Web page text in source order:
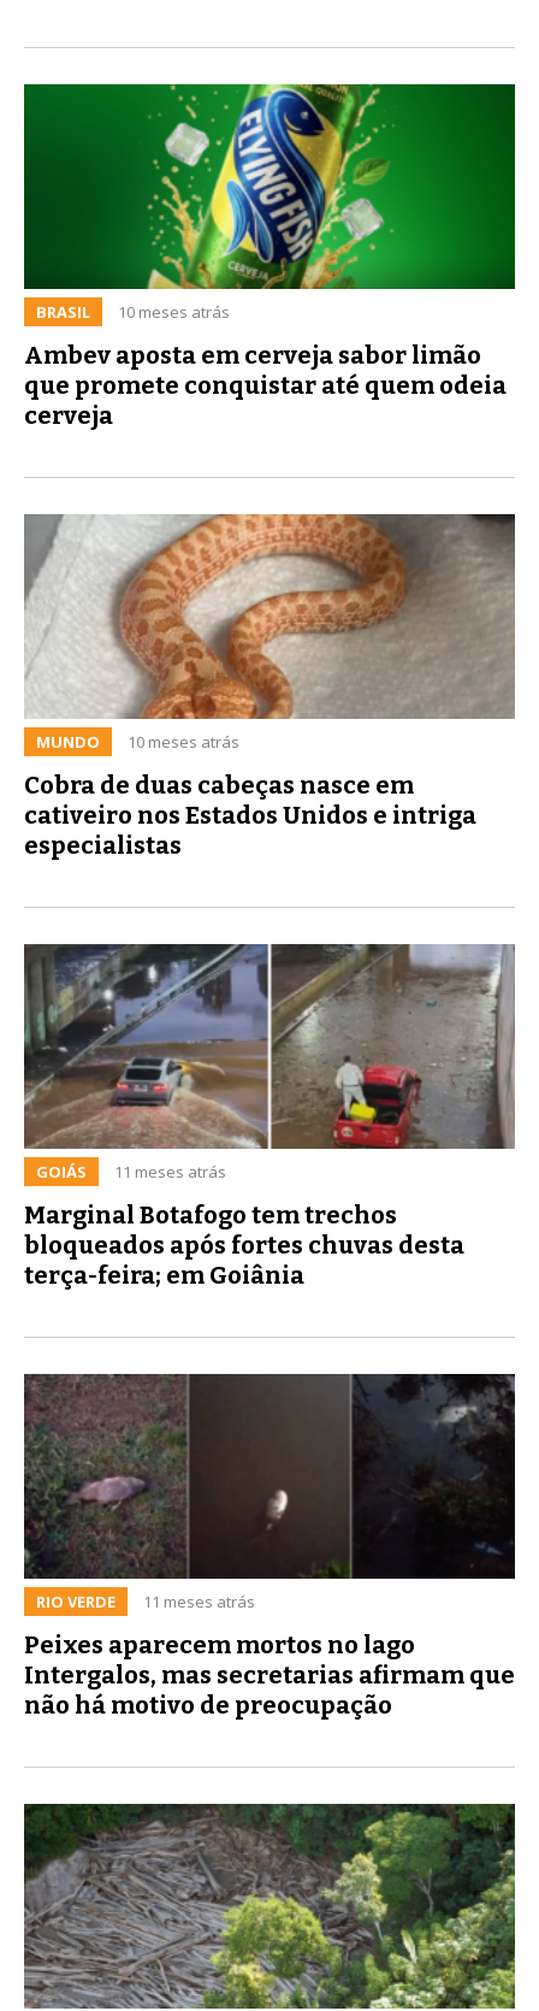
BRASIL 10 meses atrás
Ambev aposta em cerveja sabor limão
que promete conquistar até quem odeia
cerveja
MUNDO 10 meses atrás
Cobra de duas cabeças nasce em
cativeiro nos Estados Unidos e intriga
especialistas
GOIÁS 11 meses atrás
Marginal Botafogo tem trechos
bloqueados após fortes chuvas desta
terça-feira; em Goiânia
RIO VERDE 11 meses atrás
Peixes aparecem mortos no lago
Intergalos, mas secretarias afirmam que
não há motivo de preocupação